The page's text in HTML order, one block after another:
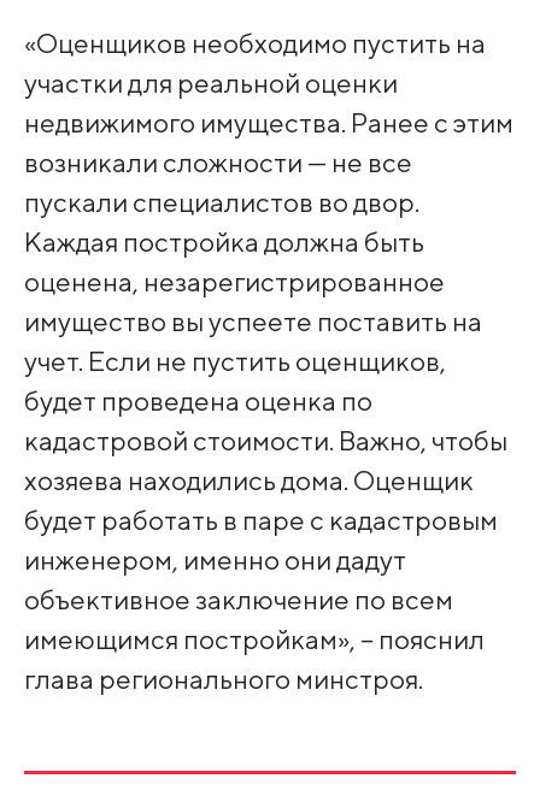
«Оценщиков необходимо пустить на
участки для реальной оценки
недвижимого имущества. Ранее с этим
возникали сложности — не все
пускали специалистов во двор.
Каждая постройка должна быть
оценена, незарегистрированное
имущество вы успеете поставить на
учет. Если не пустить оценщиков,
будет проведена оценка по
кадастровой стоимости. Важно, чтобы
хозяева находились дома. Оценщик
будет работать в паре с кадастровым
инженером, именно они дадут
объективное заключение по всем
имеющимся постройкам», – пояснил
глава регионального минстроя.